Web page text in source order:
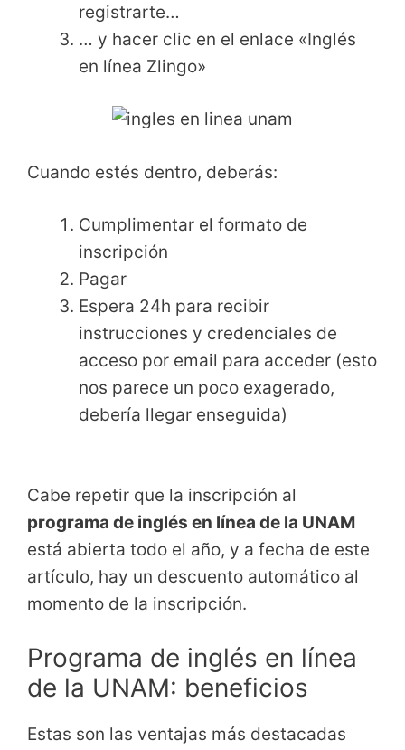
registrarte…
… y hacer clic en el enlace «Inglés
en línea Zlingo»
Cuando estés dentro, deberás:
Cumplimentar el formato de
inscripción
Pagar
Espera 24h para recibir
instrucciones y credenciales de
acceso por email para acceder (esto
nos parece un poco exagerado,
debería llegar enseguida)
Cabe repetir que la inscripción al
programa de inglés en línea de la UNAM
está abierta todo el año, y a fecha de este
artículo, hay un descuento automático al
momento de la inscripción.
Programa de inglés en línea
de la UNAM: beneficios
Estas son las ventajas más destacadas